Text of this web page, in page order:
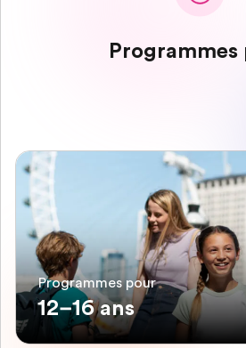
Programmes
Programmes pour
12–16 ans